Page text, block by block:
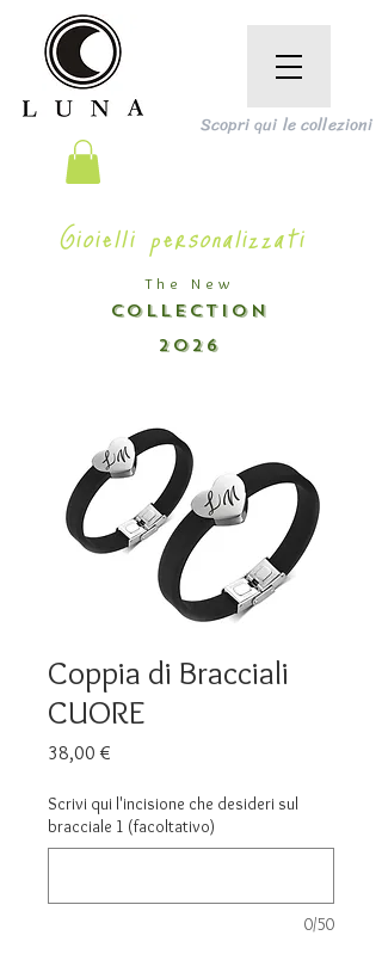
The New
COLLECTION
2026
Scopri qui le collezioni
Gioielli personalizzati
Coppia di Bracciali
CUORE
38,00 €
Scrivi qui l'incisione che desideri sul
bracciale 1 (facoltativo)
0/50